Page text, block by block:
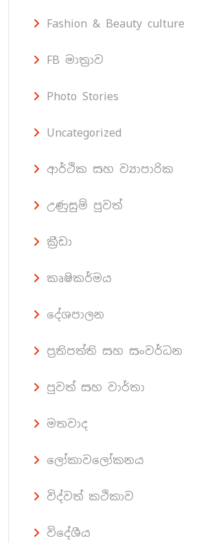
Fashion & Beauty culture
FB මාත්‍රාව
Photo Stories
Uncategorized
ආර්ථික සහ ව්‍යාපාරික
උණුසුම් පුවත්
ක්‍රීඩා
කෘෂිකර්මය
දේශපාලන
ප්‍රතිපත්ති සහ සංවර්ධන
පුවත් සහ වාර්තා
මතවාද
ලෝකාවලෝකනය
විද්වත් කථිකාව
විදේශීය